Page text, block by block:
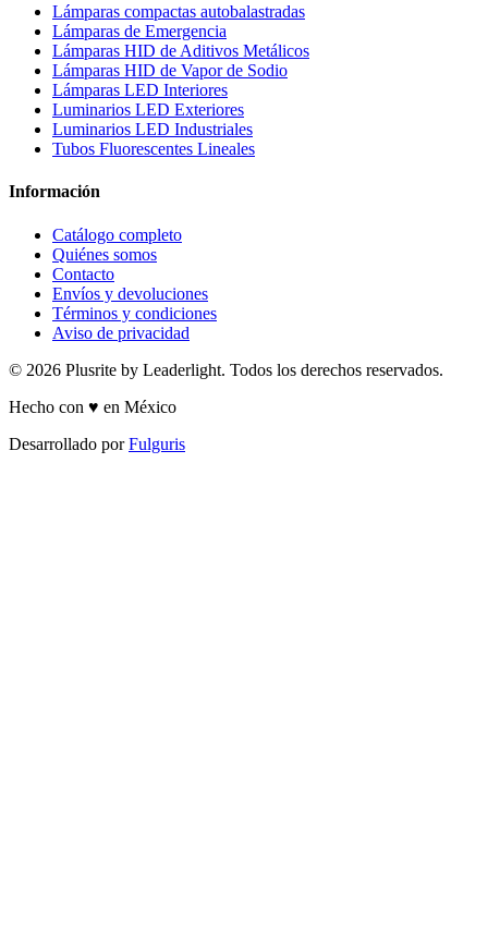
Lámparas compactas autobalastradas
Lámparas de Emergencia
Lámparas HID de Aditivos Metálicos
Lámparas HID de Vapor de Sodio
Lámparas LED Interiores
Luminarios LED Exteriores
Luminarios LED Industriales
Tubos Fluorescentes Lineales
Información
Catálogo completo
Quiénes somos
Contacto
Envíos y devoluciones
Términos y condiciones
Aviso de privacidad
© 2026 Plusrite by Leaderlight. Todos los derechos reservados.
Hecho con ♥ en México
Desarrollado porFulguris